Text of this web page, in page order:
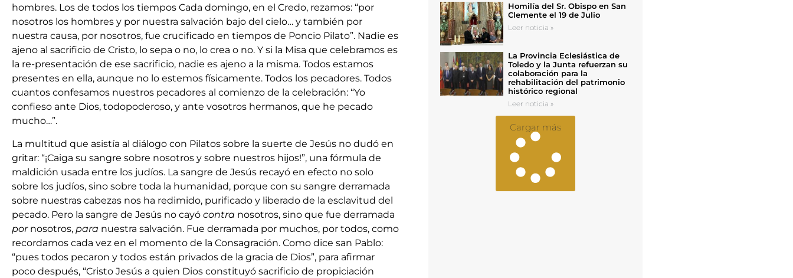
hombres. Los de todos los tiempos Cada domingo, en el Credo, rezamos: “por
nosotros los hombres y por nuestra salvación bajo del cielo… y también por
nuestra causa, por nosotros, fue crucificado en tiempos de Poncio Pilato”. Nadie es
ajeno al sacrificio de Cristo, lo sepa o no, lo crea o no. Y si la Misa que celebramos es
la re-presentación de ese sacrificio, nadie es ajeno a la misma. Todos estamos
presentes en ella, aunque no lo estemos físicamente. Todos los pecadores. Todos
cuantos confesamos nuestros pecadores al comienzo de la celebración: “Yo
confieso ante Dios, todopoderoso, y ante vosotros hermanos, que he pecado
mucho…”.
La multitud que asistía al diálogo con Pilatos sobre la suerte de Jesús no dudó en
gritar: “¡Caiga su sangre sobre nosotros y sobre nuestros hijos!”, una fórmula de
maldición usada entre los judíos. La sangre de Jesús recayó en efecto no solo
sobre los judíos, sino sobre toda la humanidad, porque con su sangre derramada
sobre nuestras cabezas nos ha redimido, purificado y liberado de la esclavitud del
pecado. Pero la sangre de Jesús no cayó contra nosotros, sino que fue derramada
pornosotros, para nuestra salvación. Fue derramada por muchos, por todos, como
recordamos cada vez en el momento de la Consagración. Como dice san Pablo:
“pues todos pecaron y todos están privados de la gracia de Dios”, para afirmar
poco después, “Cristo Jesús a quien Dios constituyó sacrificio de propiciación
Homilía del Sr. Obispo en San
Clemente el 19 de Julio
Leer noticia »
La Provincia Eclesiástica de
Toledo y la Junta refuerzan su
colaboración para la
rehabilitación del patrimonio
histórico regional
Leer noticia »
Cargar más